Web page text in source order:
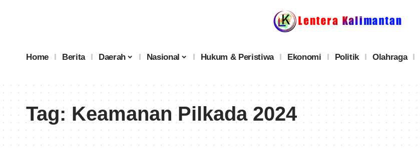
Home Berita Daerah Nasional Hukum & Peristiwa Ekonomi Politik Olahraga
Tag:Keamanan Pilkada 2024